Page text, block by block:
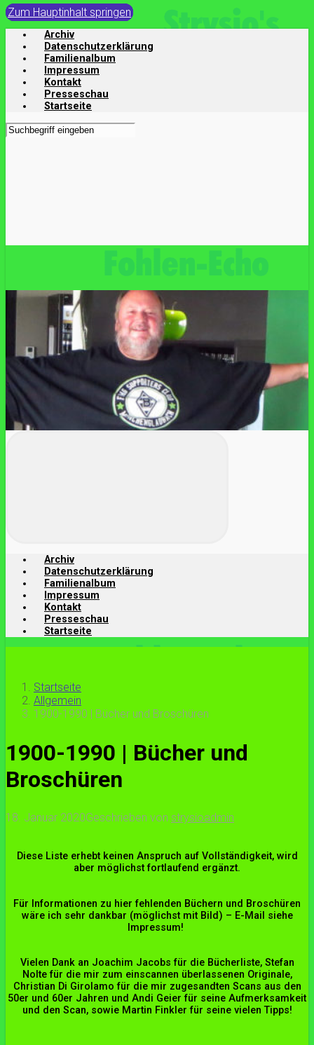
Zum Hauptinhalt springen
Archiv
Datenschutzerklärung
Familienalbum
Impressum
Kontakt
Presseschau
Startseite
Archiv
Datenschutzerklärung
Familienalbum
Impressum
Kontakt
Presseschau
Startseite
Startseite
Allgemein
1900-1990 | Bücher und Broschüren
1900-1990 | Bücher und
Broschüren
18. Januar 2020Geschrieben von strysioadmin
Diese Liste erhebt keinen Anspruch auf Vollständigkeit, wird
aber möglichst fortlaufend ergänzt.
Für Informationen zu hier fehlenden Büchern und Broschüren
wäre ich sehr dankbar (möglichst mit Bild) – E-Mail siehe
Impressum!
Vielen Dank an Joachim Jacobs für die Bücherliste, Stefan
Nolte für die mir zum einscannen überlassenen Originale,
Christian Di Girolamo für die mir zugesandten Scans aus den
50er und 60er Jahren und Andi Geier für seine Aufmerksamkeit
und den Scan, sowie Martin Finkler für seine vielen Tipps!